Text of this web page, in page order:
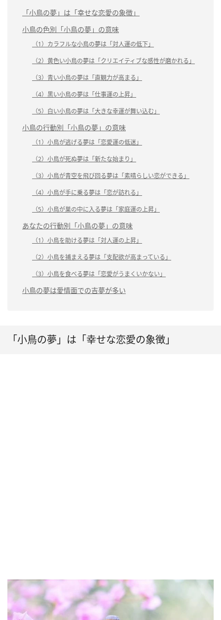
「小鳥の夢」は「幸せな恋愛の象徴」
小鳥の色別「小鳥の夢」の意味
（1）カラフルな小鳥の夢は「対人運の低下」
（2）黄色い小鳥の夢は「クリエイティブな感性が磨かれる」
（3）青い小鳥の夢は「直観力が高まる」
（4）黒い小鳥の夢は「仕事運の上昇」
（5）白い小鳥の夢は「大きな幸運が舞い込む」
小鳥の行動別「小鳥の夢」の意味
（1）小鳥が逃げる夢は「恋愛運の低迷」
（2）小鳥が死ぬ夢は「新たな始まり」
（3）小鳥が青空を飛び回る夢は「素晴らしい恋ができる」
（4）小鳥が手に乗る夢は「恋が訪れる」
（5）小鳥が巣の中に入る夢は「家庭運の上昇」
あなたの行動別「小鳥の夢」の意味
（1）小鳥を助ける夢は「対人運の上昇」
（2）小鳥を捕まえる夢は「支配欲が高まっている」
（3）小鳥を食べる夢は「恋愛がうまくいかない」
小鳥の夢は愛情面での吉夢が多い
「小鳥の夢」は「幸せな恋愛の象徴」